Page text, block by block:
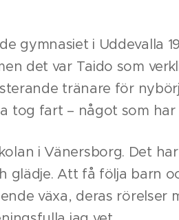
gymnasiet i Uddevalla
det var Taido som
tränare för
tog fart – något som har
i Vänersborg. Det
glädje. Att få följa barn
växa, deras rörelser